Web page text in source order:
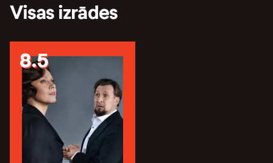
Visas izrādes
8.5